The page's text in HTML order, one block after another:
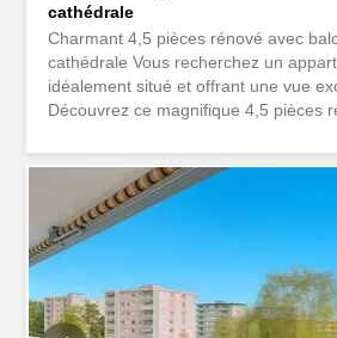
cathédrale
Charmant 4,5 pièces rénové avec
cathédrale Vous recherchez un
idéalement situé et offrant une vue
Découvrez ce magnifique 4,5 pièces
des transports publics et du centre-
atouts : Séjour lumineux avec accès
avec une superbe vue sur la
Cuisine fonctionnelle Trois chambres
WC visiteurs Appartement rénové,
vivre Une place de parc couverte
complètent ce bien, en sus du prix de
20'000.-. Que vous recherchiez votre